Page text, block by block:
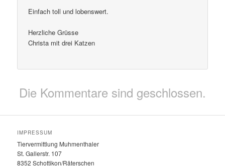
Einfach toll und lobenswert.
Herzliche Grüsse
Christa mit drei Katzen
Die Kommentare sind geschlossen.
IMPRESSUM
Tiervermittlung Muhmenthaler
St. Gallerstr. 107
8352 Schottikon/Räterschen